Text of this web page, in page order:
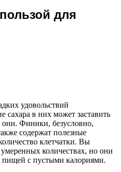
для
удовольствий
в них может заставить
они. Финики, безусловно,
содержат полезные
клетчатки. Вы
количествах, но они
пищей с пустыми калориями.